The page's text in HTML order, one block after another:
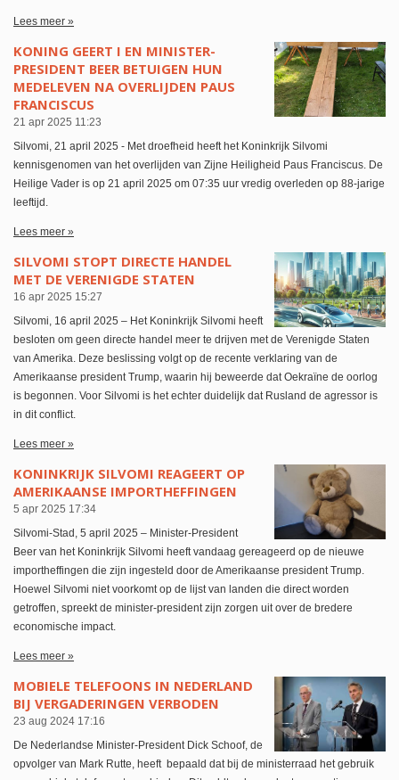
Lees meer »
KONING GEERT I EN MINISTER-
PRESIDENT BEER BETUIGEN HUN
MEDELEVEN NA OVERLIJDEN PAUS
FRANCISCUS
21 apr 2025 11:23
Silvomi, 21 april 2025 - Met droefheid heeft het Koninkrijk Silvomi
kennisgenomen van het overlijden van Zijne Heiligheid Paus Franciscus. De
Heilige Vader is op 21 april 2025 om 07:35 uur vredig overleden op 88-jarige
leeftijd.
Lees meer »
SILVOMI STOPT DIRECTE HANDEL
MET DE VERENIGDE STATEN
16 apr 2025 15:27
Silvomi, 16 april 2025 – Het Koninkrijk Silvomi heeft
besloten om geen directe handel meer te drijven met de Verenigde Staten
van Amerika. Deze beslissing volgt op de recente verklaring van de
Amerikaanse president Trump, waarin hij beweerde dat Oekraïne de oorlog
is begonnen. Voor Silvomi is het echter duidelijk dat Rusland de agressor is
in dit conflict.
Lees meer »
KONINKRIJK SILVOMI REAGEERT OP
AMERIKAANSE IMPORTHEFFINGEN
5 apr 2025 17:34
Silvomi-Stad, 5 april 2025 – Minister-President
Beer van het Koninkrijk Silvomi heeft vandaag gereageerd op de nieuwe
importheffingen die zijn ingesteld door de Amerikaanse president Trump.
Hoewel Silvomi niet voorkomt op de lijst van landen die direct worden
getroffen, spreekt de minister-president zijn zorgen uit over de bredere
economische impact.
Lees meer »
MOBIELE TELEFOONS IN NEDERLAND
BIJ VERGADERINGEN VERBODEN
23 aug 2024 17:16
De Nederlandse Minister-President Dick Schoof, de
opvolger van Mark Rutte, heeft bepaald dat bij de ministerraad het gebruik